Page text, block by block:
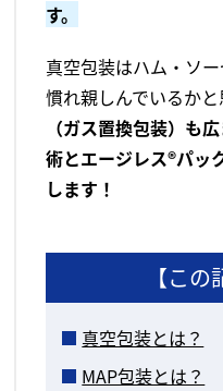
す。
真空包装はハム・ソ
慣れ親しんでいるか
（ガス置換包装）も
術とエージレス®パッ
します！
【この
真空包装とは？
MAP包装とは？